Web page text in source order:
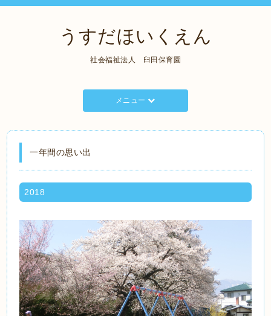
うすだほいくえん
社会福祉法人 臼田保育園
メニュー
一年間の思い出
2018